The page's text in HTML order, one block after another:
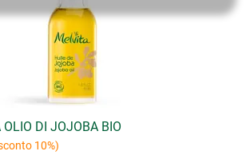
DI JOJOBA BIO
10%)